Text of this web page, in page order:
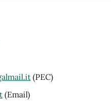
(PEC)
(Email)